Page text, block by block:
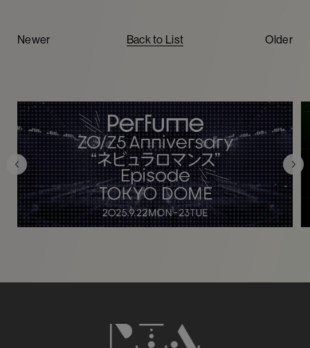
Newer Back to List Older